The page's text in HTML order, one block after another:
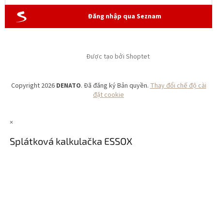
Đăng nhập qua Seznam
Được tạo bởi Shoptet
Copyright 2026 DENATO. Đã đăng ký Bản quyền.Thay đổi chế độ cài
đặt cookie
×
Splátková kalkulačka ESSOX